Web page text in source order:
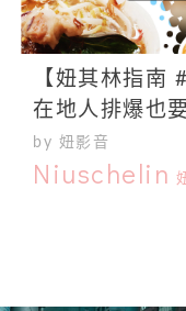
【妞其林指南
在地人排爆也
by 妞影音
Niuschelin